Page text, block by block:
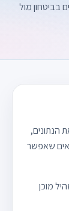
בביטחון מול
הנתונים,
שאפשר
מוכן